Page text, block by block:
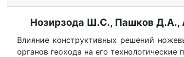
Нозирзода Ш.С., Пашков Д.А.,
Влияние конструктивных решений
органов геохода на его технологические